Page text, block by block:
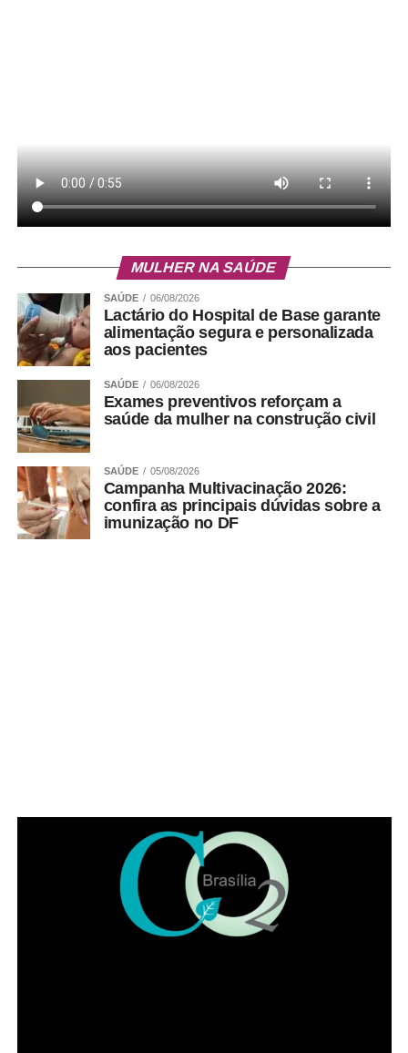
MULHER NA SAÚDE
SAÚDE 06/08/2026
Lactário do Hospital de Base garante
alimentação segura e personalizada
aos pacientes
SAÚDE 06/08/2026
Exames preventivos reforçam a
saúde da mulher na construção civil
SAÚDE 05/08/2026
Campanha Multivacinação 2026:
confira as principais dúvidas sobre a
imunização no DF